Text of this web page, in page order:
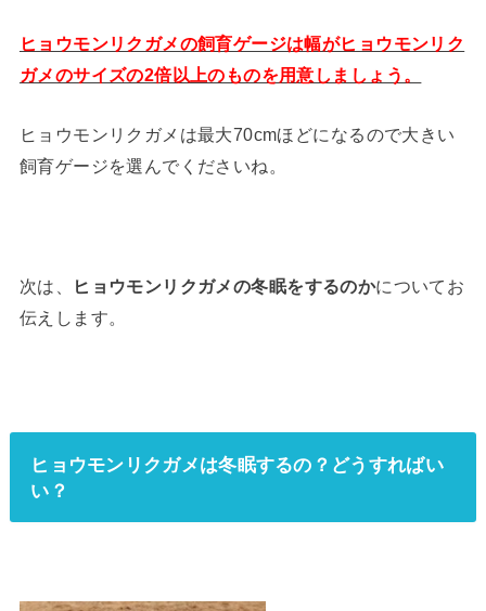
ヒョウモンリクガメの飼育ゲージは幅がヒョウモンリク
ガメのサイズの2倍以上のものを用意しましょう。
ヒョウモンリクガメは最大70cmほどになるので大きい
飼育ゲージを選んでくださいね。
次は、 ヒョウモンリクガメの冬眠をするのかについてお
伝えします。
ヒョウモンリクガメは冬眠するの？どうすればい
い？